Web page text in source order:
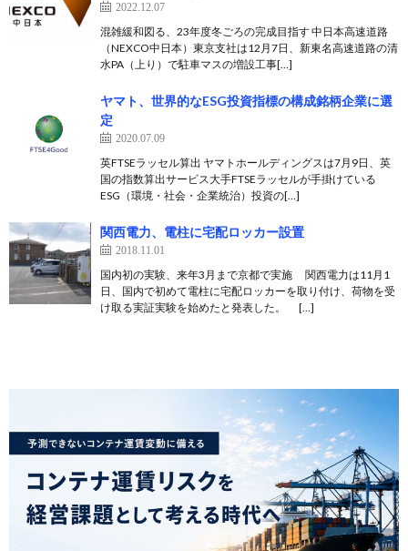
2022.12.07
混雑緩和図る、23年度冬ごろの完成目指す 中日本高速道路
（NEXCO中日本）東京支社は12月7日、新東名高速道路の清
水PA（上り）で駐車マスの増設工事[…]
ヤマト、世界的なESG投資指標の構成銘柄企業に選
定
2020.07.09
英FTSEラッセル算出 ヤマトホールディングスは7月9日、英
国の指数算出サービス大手FTSEラッセルが手掛けている
ESG（環境・社会・企業統治）投資の[…]
関西電力、電柱に宅配ロッカー設置
2018.11.01
国内初の実験、来年3月まで京都で実施 関西電力は11月1
日、国内で初めて電柱に宅配ロッカーを取り付け、荷物を受
け取る実証実験を始めたと発表した。 […]